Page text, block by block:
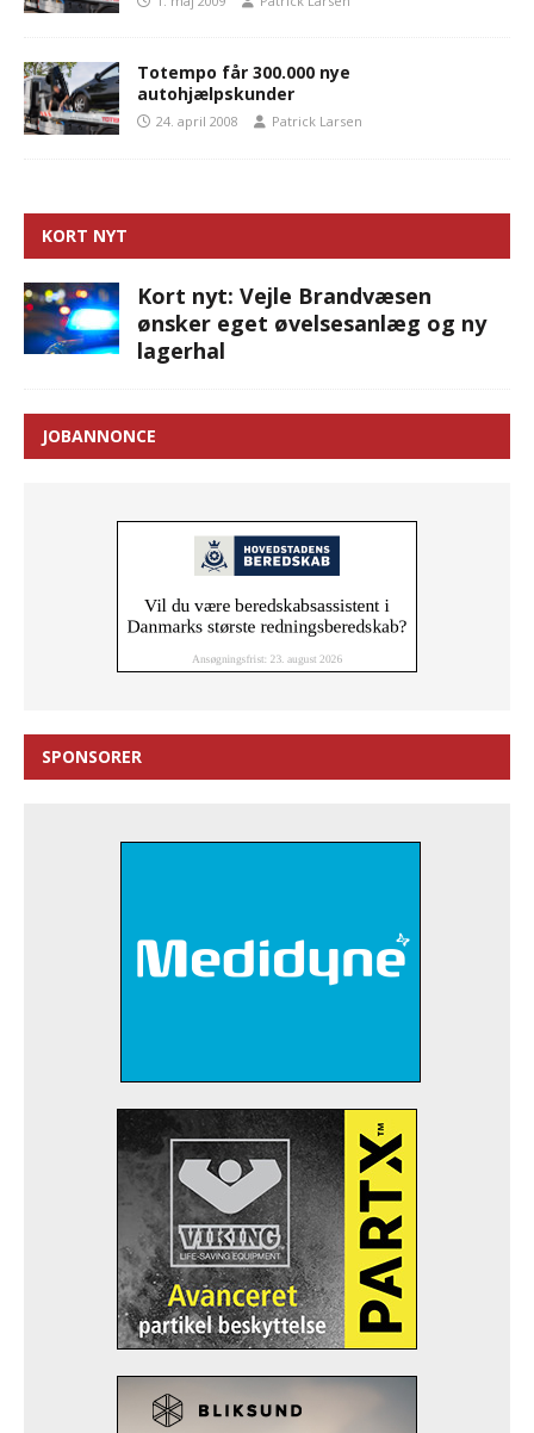
Totempo får 300.000 nye
autohjælpskunder
24. april 2008 Patrick Larsen
KORT NYT
Kort nyt: Vejle Brandvæsen
ønsker eget øvelsesanlæg og ny
lagerhal
JOBANNONCE
SPONSORER